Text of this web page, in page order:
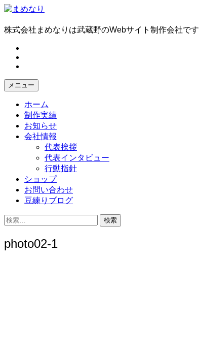
コ
テ
キ
ッ
株式会社まめなりは武蔵野のWebサイト制作会社です
メニュー
ホーム
制作実績
お知らせ
会社情報
代表挨拶
代表インタビュー
行動指針
ショップ
お問い合わせ
豆練りブログ
検
photo02-1